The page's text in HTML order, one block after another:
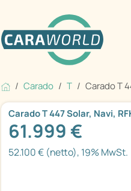
Carado T Carado T
Carado T 447 Solar, Navi,
61.999 €
52.100 € (netto), 19% MwSt.